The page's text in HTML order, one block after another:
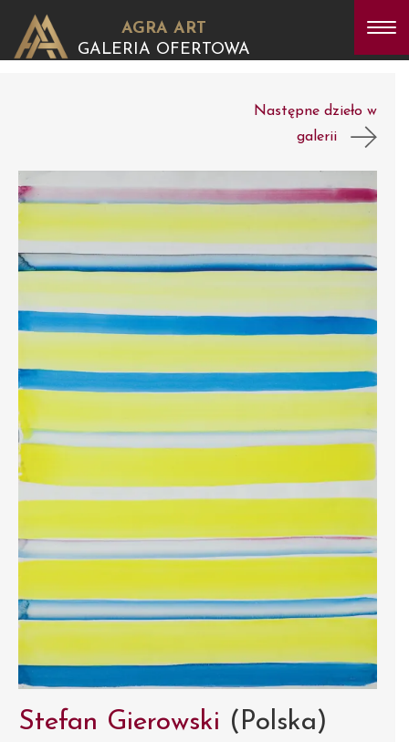
AGRA ART
GALERIA OFERTOWA
Następne dzieło w
galerii
Stefan Gierowski (Polska)